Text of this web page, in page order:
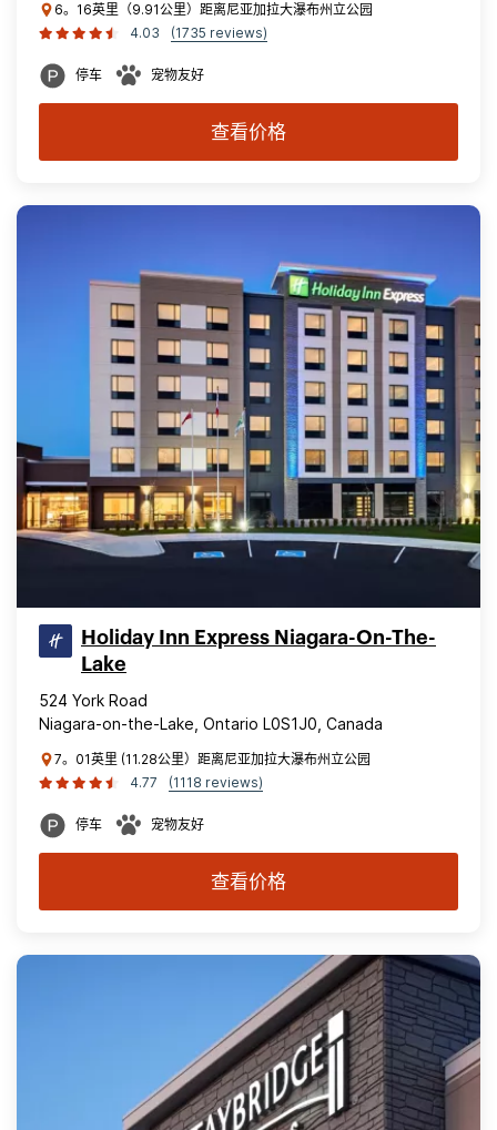
6。16英里（9.91公里）距离尼亚加拉大瀑布州立公园
4.03
(1735 reviews)
停车 宠物友好
查看价格
Holiday Inn Express Niagara-On-The-
Lake
524 York Road
Niagara-on-the-Lake, Ontario L0S1J0, Canada
7。01英里 (11.28公里）距离尼亚加拉大瀑布州立公园
4.77
(1118 reviews)
停车 宠物友好
查看价格